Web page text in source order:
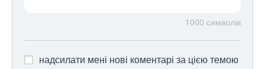
1000 символів
надсилати мені нові коментарі за цією темою